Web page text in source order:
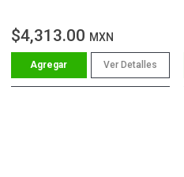
$4,313.00 MXN
Ver Detalles